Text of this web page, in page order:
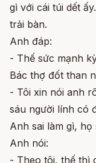
gì với cái túi dết
trải bàn.
Anh đáp:
- Thế sức mạnh
Bác thợ đốt than
- Tôi xin nói anh
sáu người lính có
Anh sai làm gì, họ
Anh nói:
- Theo tôi, thế thì